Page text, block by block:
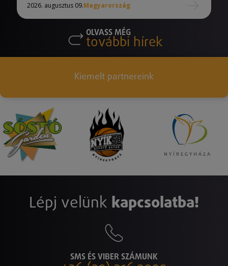
2026. augusztus 09.Magyarország
OLVASS MÉG
további hírek
Kiemelt partnereink
Lépj velünk kapcsolatba!
SMS ÉS VIBER SZÁMUNK